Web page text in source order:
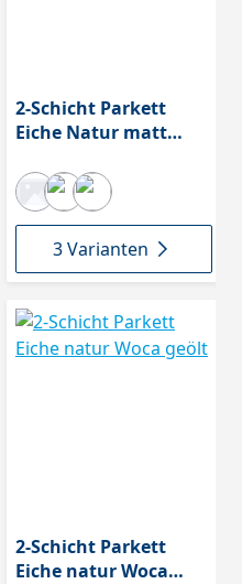
2-Schicht Parkett
Eiche Natur matt
3 Varianten
2-Schicht Parkett
Eiche natur Woca